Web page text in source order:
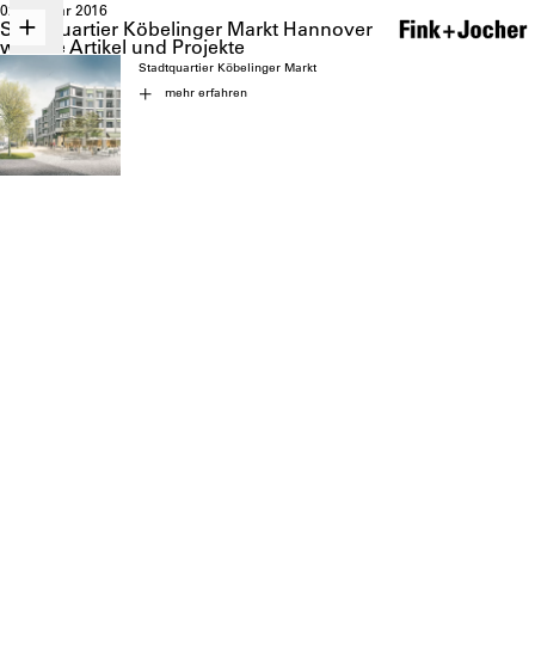
02. Januar 2016
Stadtquartier Köbelinger Markt Hannover
weitere Artikel und Projekte
Stadtquartier Köbelinger Markt
mehr erfahren